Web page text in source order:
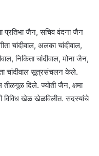
प्रतिभा जैन, सचिव वंदना जैन
चांदीवाल, अलका चांदीवाल,
निकिता चांदीवाल, मोना जैन,
चांदीवाल सूत्रसंचलन केले.
दिले. ज्योती जैन, क्षमा
विविध खेळ खेळविलीत. सदस्यांचे